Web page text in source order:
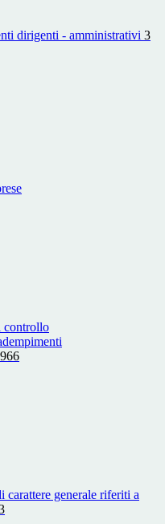
dirigenti - amministrativi 3
controllo
966
carattere generale riferiti a